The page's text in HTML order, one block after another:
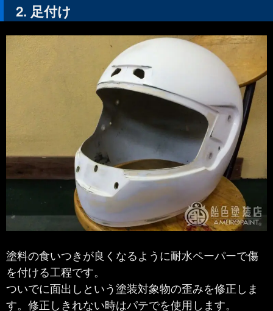
足付け
塗料の食いつきが良くなるように耐水ペーパーで傷
を付ける工程です。
ついでに面出しという塗装対象物の歪みを修正しま
す。修正しきれない時はパテでを使用します。